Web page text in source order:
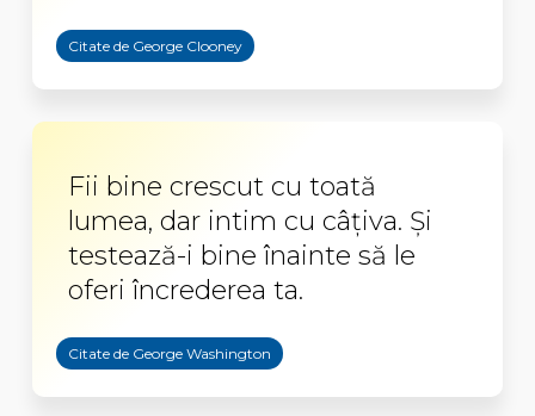
Citate de George Clooney
Fii bine crescut cu toată
lumea, dar intim cu câțiva. Și
testează-i bine înainte să le
oferi încrederea ta.
Citate de George Washington